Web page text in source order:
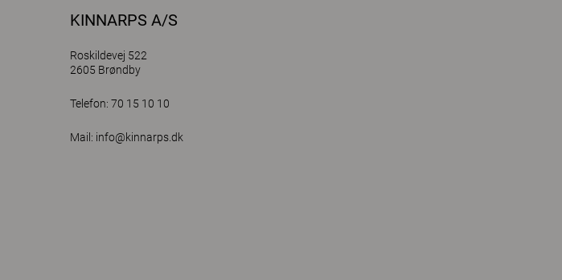
KINNARPS A/S
Roskildevej 522
2605 Brøndby
Telefon: 70 15 10 10
Mail: info@kinnarps.dk